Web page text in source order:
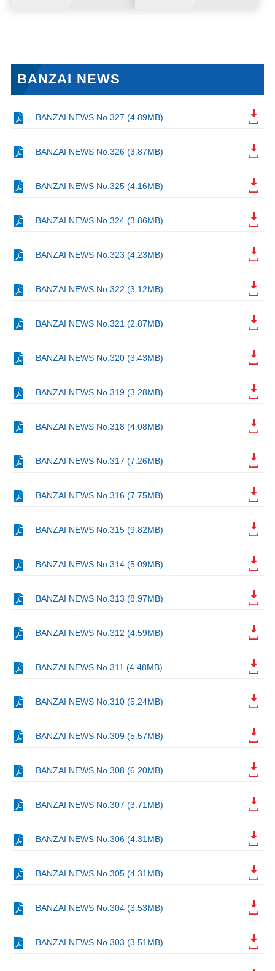
BANZAI NEWS
BANZAI NEWS No.327 (4.89MB)
BANZAI NEWS No.326 (3.87MB)
BANZAI NEWS No.325 (4.16MB)
BANZAI NEWS No.324 (3.86MB)
BANZAI NEWS No.323 (4.23MB)
BANZAI NEWS No.322 (3.12MB)
BANZAI NEWS No.321 (2.87MB)
BANZAI NEWS No.320 (3.43MB)
BANZAI NEWS No.319 (3.28MB)
BANZAI NEWS No.318 (4.08MB)
BANZAI NEWS No.317 (7.26MB)
BANZAI NEWS No.316 (7.75MB)
BANZAI NEWS No.315 (9.82MB)
BANZAI NEWS No.314 (5.09MB)
BANZAI NEWS No.313 (8.97MB)
BANZAI NEWS No.312 (4.59MB)
BANZAI NEWS No.311 (4.48MB)
BANZAI NEWS No.310 (5.24MB)
BANZAI NEWS No.309 (5.57MB)
BANZAI NEWS No.308 (6.20MB)
BANZAI NEWS No.307 (3.71MB)
BANZAI NEWS No.306 (4.31MB)
BANZAI NEWS No.305 (4.31MB)
BANZAI NEWS No.304 (3.53MB)
BANZAI NEWS No.303 (3.51MB)